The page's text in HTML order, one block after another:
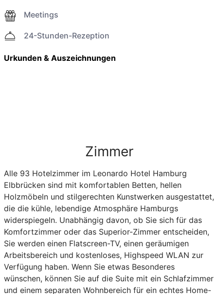
Meetings
24-Stunden-Rezeption
Urkunden & Auszeichnungen
Zimmer
Alle 93 Hotelzimmer im Leonardo Hotel Hamburg
Elbbrücken sind mit komfortablen Betten, hellen
Holzmöbeln und stilgerechten Kunstwerken ausgestattet,
die die kühle, lebendige Atmosphäre Hamburgs
widerspiegeln. Unabhängig davon, ob Sie sich für das
Komfortzimmer oder das Superior-Zimmer entscheiden,
Sie werden einen Flatscreen-TV, einen geräumigen
Arbeitsbereich und kostenloses, Highspeed WLAN zur
Verfügung haben. Wenn Sie etwas Besonderes
wünschen, können Sie auf die Suite mit ein Schlafzimmer
und einem separaten Wohnbereich für ein echtes Home-